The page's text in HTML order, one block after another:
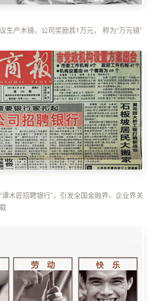
生产木镜，公司奖励其1万元， 称为“万元镜”
谭木匠招聘银行”，引发全国金融界、企业界关